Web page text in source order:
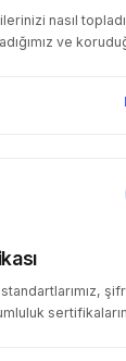
nasıl
ve